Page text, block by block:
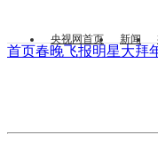
央视网首页 新闻
首页春晚飞报明星大拜